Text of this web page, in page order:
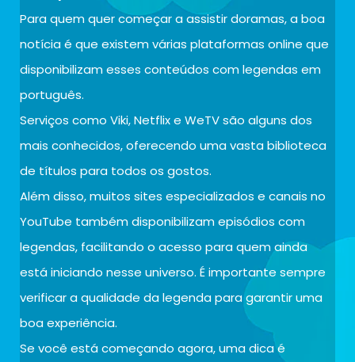
Para quem quer começar a assistir doramas, a boa
notícia é que existem várias plataformas online que
disponibilizam esses conteúdos com legendas em
português.
Serviços como Viki, Netflix e WeTV são alguns dos
mais conhecidos, oferecendo uma vasta biblioteca
de títulos para todos os gostos.
Além disso, muitos sites especializados e canais no
YouTube também disponibilizam episódios com
legendas, facilitando o acesso para quem ainda
está iniciando nesse universo. É importante sempre
verificar a qualidade da legenda para garantir uma
boa experiência.
Se você está começando agora, uma dica é